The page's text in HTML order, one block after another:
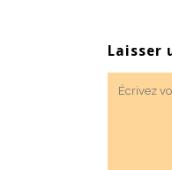
Laisser